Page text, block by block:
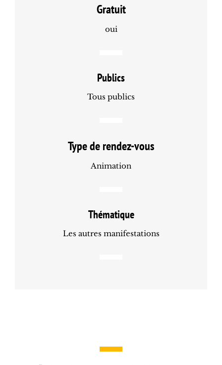
Gratuit
oui
Publics
Tous publics
Type de rendez-vous
Animation
Thématique
Les autres manifestations